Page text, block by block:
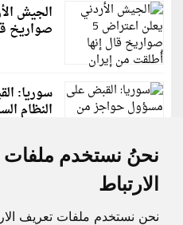
نحنُ نستخدم
الارتباط
نحن نستخدم ملفات تعريف
صواريخ
سوريا:
النظام